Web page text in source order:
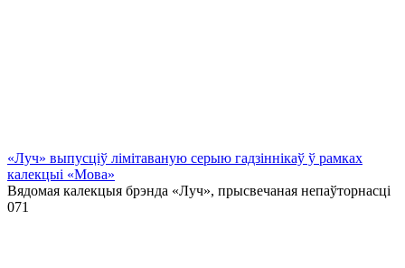
«Луч» выпусціў лiмiтаваную серыю гадзіннікаў ў рамках
калекцыі «Мова»
Вядомая калекцыя брэнда «Луч», прысвечаная непаўторнасці
071